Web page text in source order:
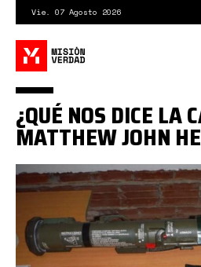
contenido
principal
Vie. 07 Agosto 2026
¿QUÉ NOS DICE LA
MATTHEW JOHN